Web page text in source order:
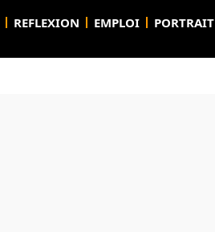
REFLEXION EMPLOI PORTRAIT